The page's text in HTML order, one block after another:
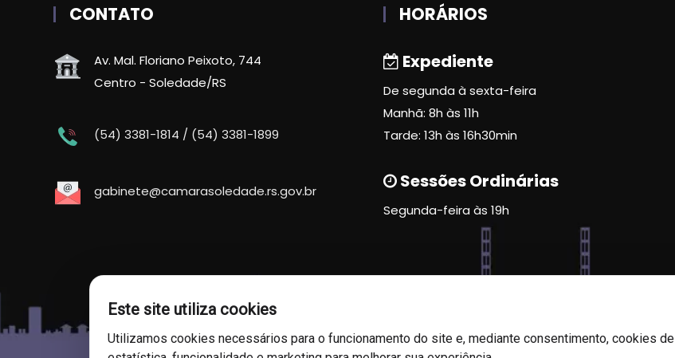
CONTATO
Av. Mal. Floriano Peixoto, 744
Centro - Soledade/RS
(54) 3381-1814 / (54) 3381-1899
gabinete@camarasoledade.rs.gov.br
HORÁRIOS
Expediente
De segunda à sexta-feira
Manhã: 8h às 11h
Tarde: 13h às 16h30min
Sessões Ordinárias
Segunda-feira às 19h
Este site utiliza cookies
Utilizamos cookies necessários para o funcionamento do site e, mediante consentimento, cookies de